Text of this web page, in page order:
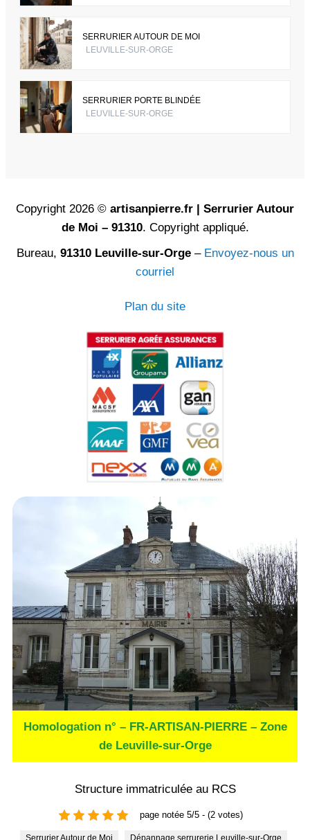
SERRURIER AUTOUR DE MOI
LEUVILLE-SUR-ORGE
SERRURIER PORTE BLINDÉE
LEUVILLE-SUR-ORGE
Copyright 2026 © artisanpierre.fr | Serrurier Autour
de Moi – 91310. Copyright appliqué.
Bureau, 91310 Leuville-sur-Orge– Envoyez-nous un
courriel
Plan du site
Homologation n° – FR-ARTISAN-PIERRE – Zone
de Leuville-sur-Orge
Structure immatriculée au RCS
page notée 5/5 - (2 votes)
Serrurier Autour de Moi Dépannage serrurerie Leuville-sur-Orge